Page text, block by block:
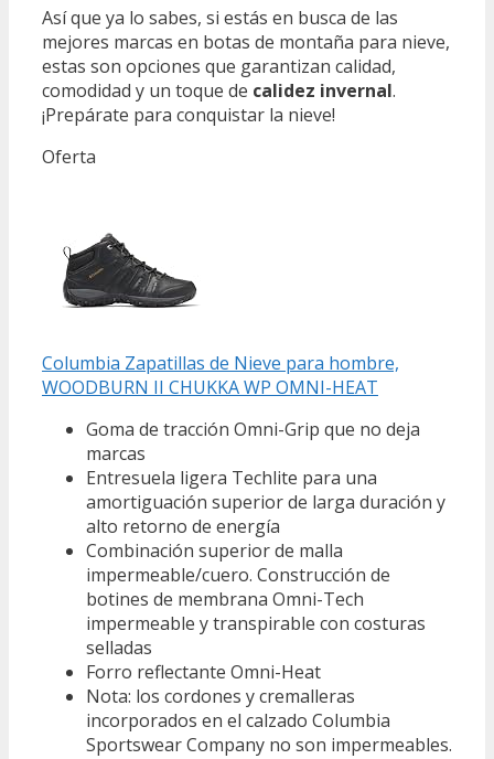
Así que ya lo sabes, si estás en busca de las
mejores marcas en botas de montaña para nieve,
estas son opciones que garantizan calidad,
comodidad y un toque de calidez invernal.
¡Prepárate para conquistar la nieve!
Oferta
Columbia Zapatillas de Nieve para hombre,
WOODBURN II CHUKKA WP OMNI-HEAT
Goma de tracción Omni-Grip que no deja
marcas
Entresuela ligera Techlite para una
amortiguación superior de larga duración y
alto retorno de energía
Combinación superior de malla
impermeable/cuero. Construcción de
botines de membrana Omni-Tech
impermeable y transpirable con costuras
selladas
Forro reflectante Omni-Heat
Nota: los cordones y cremalleras
incorporados en el calzado Columbia
Sportswear Company no son impermeables.